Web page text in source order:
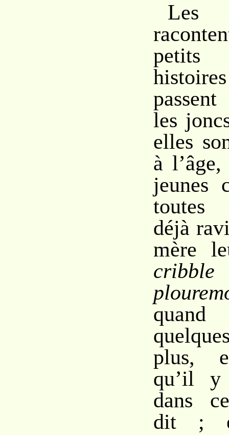
Les
les
elles
à
jeunes
toutes
déjà
mère
plus,
qu’il
dans
dit ;